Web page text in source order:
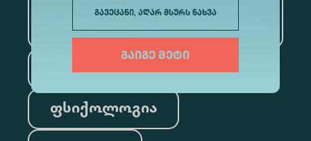
გავეცანი, აღარ მსურს ნახვა
გაიგე მეტი
საინფორმაციო
ტექნოლოგიები
სამართალი
ფსიქოლოგია